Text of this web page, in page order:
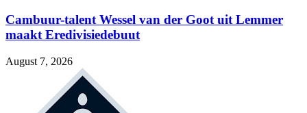
Cambuur-talent Wessel van der Goot uit Lemmer
maakt Eredivisiedebuut
August 7, 2026